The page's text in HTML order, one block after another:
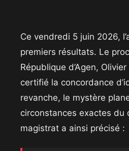
​Ce vendredi 5 juin 2026,
premiers résultats. Le
République d’Agen,
certifié la concordance
revanche, le mystère
circonstances exactes du
magistrat a ainsi précisé :